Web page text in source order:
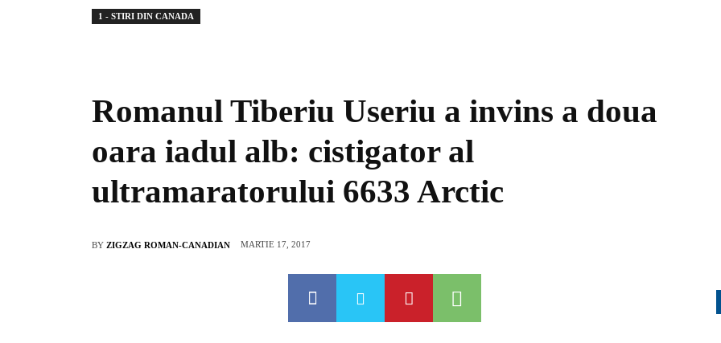
1 - STIRI DIN CANADA
Romanul Tiberiu Useriu a invins a doua
oara iadul alb: cistigator al
ultramaratorului 6633 Arctic
BY ZIGZAG ROMAN-CANADIAN MARTIE 17, 2017